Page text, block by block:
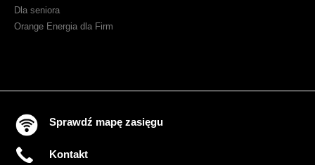
Dla seniora
Orange Energia dla Firm
Sprawdź mapę zasięgu
Kontakt